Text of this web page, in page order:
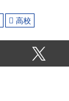
高校